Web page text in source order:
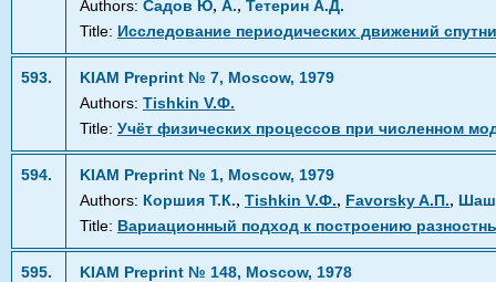
Authors: Садов Ю, А., Тетерин А.Д.
Title: Исследование периодических движений
593.
KIAM Preprint № 7, Moscow, 1979
Authors: Tishkin V.Ф.
Title: Учёт физических процессов при численном
594.
KIAM Preprint № 1, Moscow, 1979
Authors: Коршия Т.К., Tishkin V.Ф., Favorsky A.П.,
Title: Вариационный подход к построению
595.
KIAM Preprint № 148, Moscow, 1978